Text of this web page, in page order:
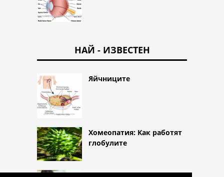
НАЙ - ИЗВЕСТЕН
Яйчниците
Хомеопатия: Как работят
глобулите
изследване на урината